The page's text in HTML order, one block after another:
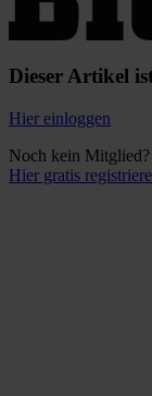
Dieser Artikel
Hier einloggen
Noch kein Mitglied?
Hier gratis